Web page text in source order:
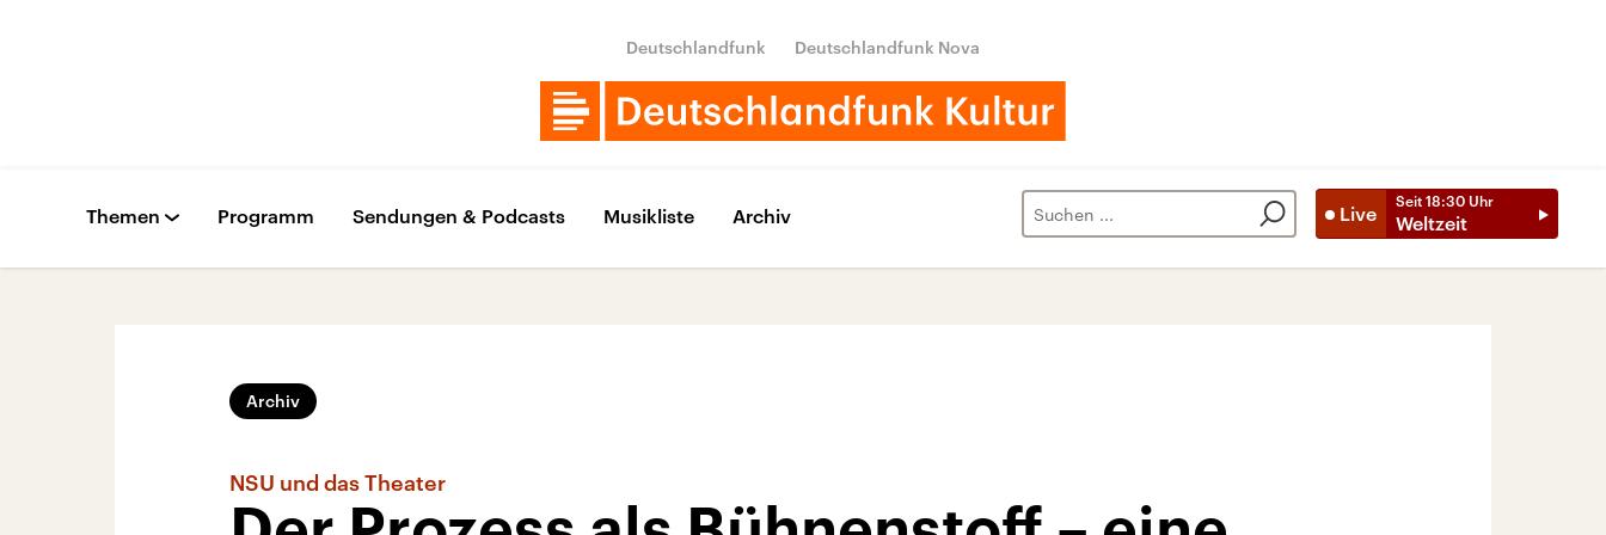
Deutschlandfunk Deutschlandfunk Nova
Live
Seit 18:30 Uhr
Weltzeit
Themen Programm Sendungen & Podcasts Musikliste Archiv
Archiv
NSU und das Theater